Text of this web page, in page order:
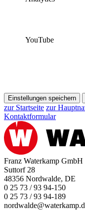
YouTube
Einstellungen speichern
zur Startseite zur
Kontaktformular
Franz Waterkamp
Suttorf 28
48356 Nordwalde, DE
0 25 73 / 93 94-150
0 25 73 / 93 94-189